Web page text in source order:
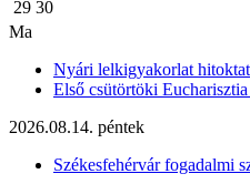
29 30
Ma
Nyári lelkigyakorlat
Első csütörtöki
2026.08.14. péntek
Székesfehérvár fogadalmi